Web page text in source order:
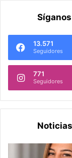
Síganos
13.571
Seguidores
771
Seguidores